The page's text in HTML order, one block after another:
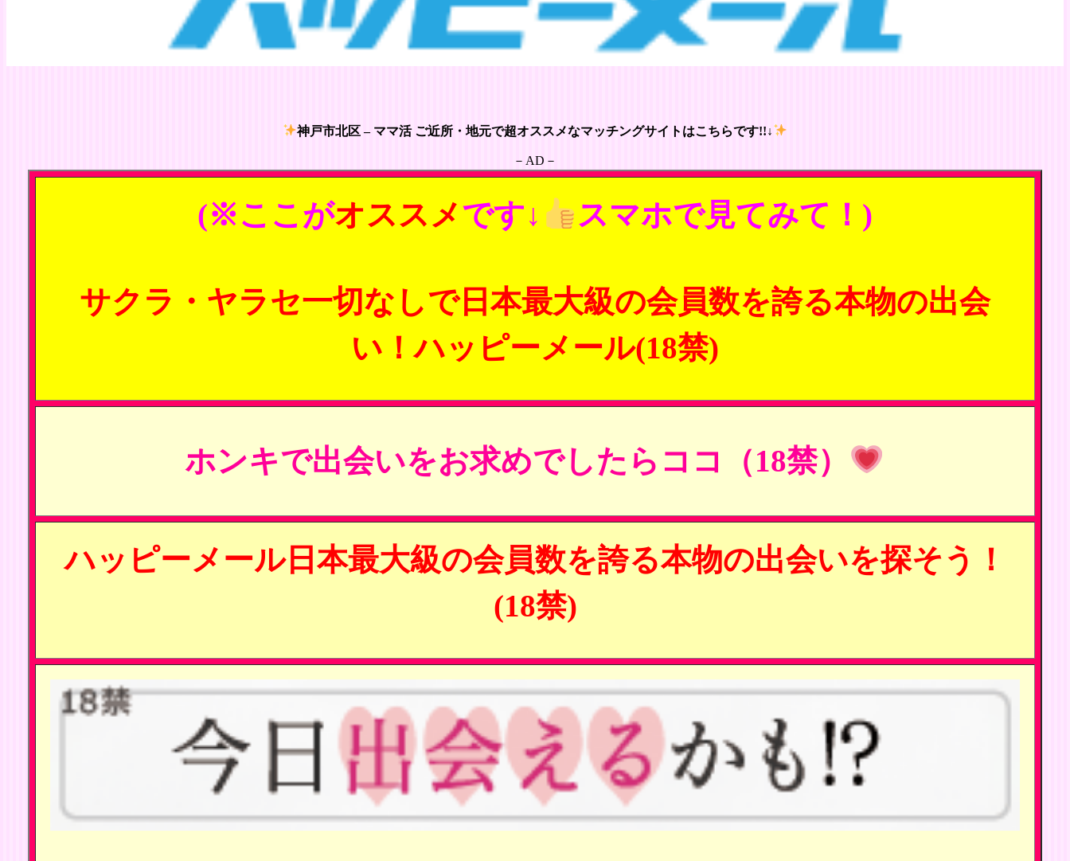
神戸市北区 – ママ活 ご近所・地元で超オススメなマッチングサイトはこちらです!!↓
－AD－
(※ここがオススメです↓ スマホで見てみて！)
サクラ・ヤラセ一切なしで日本最大級の会員数を誇る本物の出会
い！ハッピーメール(18禁)
ホンキで出会いをお求めでしたらココ（18禁）
ハッピーメール日本最大級の会員数を誇る本物の出会いを探そう！
(18禁)